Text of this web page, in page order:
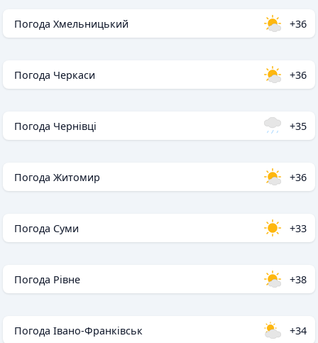
Погода Хмельницький +36
Погода Черкаси +36
Погода Чернівці +35
Погода Житомир +36
Погода Суми +33
Погода Рівне +38
Погода Івано-Франківськ +34